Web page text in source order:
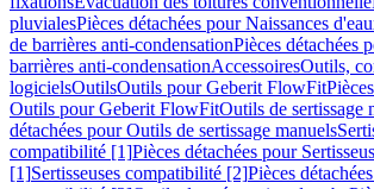
pluvialesPièces détachées pour Naissances
de barrières anti-condensationPièces détachées
barrières anti-condensationAccessoiresOutils,
logicielsOutilsOutils pour Geberit FlowFit
Outils pour Geberit FlowFitOutils de sertissage
détachées pour Outils de sertissage manuels
compatibilité [1]Pièces détachées pour
[1]Sertisseuses compatibilité [2]Pièces